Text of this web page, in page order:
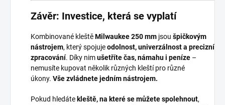
Závěr: Investice, která se vyplatí
Kombinované kleštěMilwaukee 250 mm jsou špičkovým
nástrojem, který spojujeodolnost, univerzálnost a precizní
zpracování. Díky nimušetříte čas, námahu i peníze –
nemusíte kupovat několik různých kleští pro různé
úkony. Vše zvládnete jedním nástrojem.
Pokud hledáte kleště, na které se můžete spolehnout,